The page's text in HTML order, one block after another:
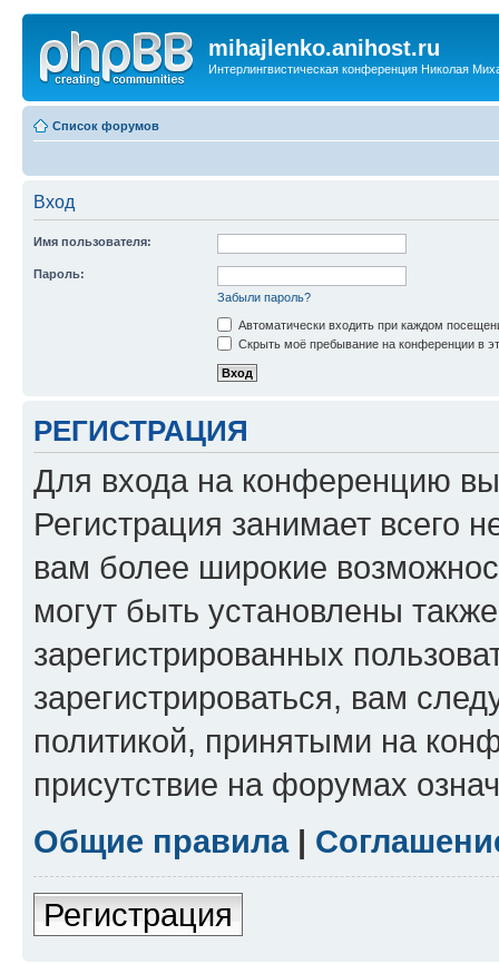
mihajlenko.anihost.ru
Интерлингвистическая конференция Николая
Список форумов
Вход
Имя пользователя:
Пароль:
Забыли пароль?
Автоматически входить при каждом
Скрыть моё пребывание на конференции в
РЕГИСТРАЦИЯ
Для входа на конференцию
Регистрация занимает всего
вам более широкие
могут быть установлены
зарегистрированных
зарегистрироваться, вам
политикой, принятыми на
присутствие на форумах
Общие правила|
Регистрация